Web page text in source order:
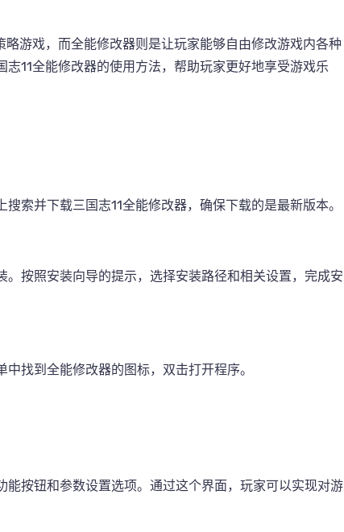
略游戏，而全能修改器则是让玩家能够自由修改游戏内各种
11全能修改器的使用方法，帮助玩家更好地享受游戏乐
索并下载三国志11全能修改器，确保下载的是最新版本。
。按照安装向导的提示，选择安装路径和相关设置，完成安
找到全能修改器的图标，双击打开程序。
能按钮和参数设置选项。通过这个界面，玩家可以实现对游